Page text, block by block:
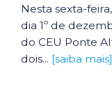
Nesta sexta-
dia 1º de
do CEU Ponte
dois... [saiba mais]